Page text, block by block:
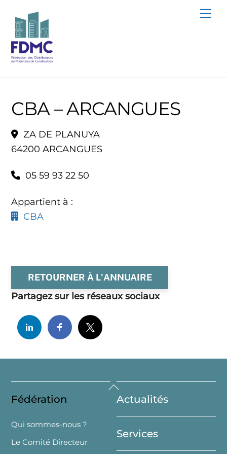
content
CBA – ARCANGUES
ZA DE PLANUYA
64200 ARCANGUES
05 59 93 22 50
Appartient à :
CBA
RETOURNER À L'ANNUAIRE
Partagez sur les réseaux sociaux
Back
To
Top
Fédération
Qui sommes-nous ?
Le Comité Directeur
Actualités
Services